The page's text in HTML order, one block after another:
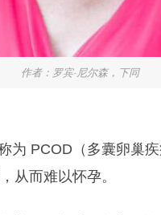
作者：罗宾·尼尔森，下同
为 PCOD（多囊卵巢
从而难以怀孕。